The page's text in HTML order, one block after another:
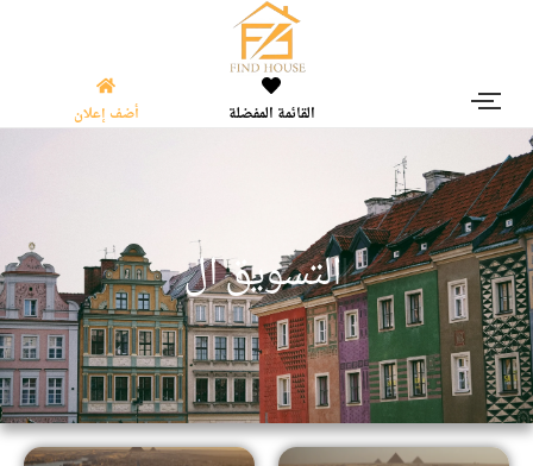
القائمة المفضلة أضف إعلان
التسويقالعقا |